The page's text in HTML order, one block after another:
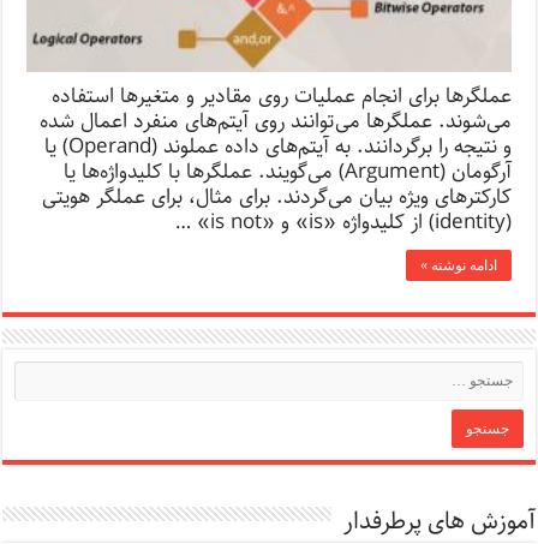
عملگرها برای انجام عملیات روی مقادیر و متغیرها استفاده
می‌شوند. عملگرها می‌توانند روی آیتم‌های منفرد اعمال شده
و نتیجه را برگردانند. به آیتم‌های داده عملوند (Operand) یا
آرگومان (Argument) می‌گویند. عملگرها با کلیدواژه‌ها یا
کارکترهای ویژه بیان می‌گردند. برای مثال، برای عملگر هویتی
(identity) از کلیدواژه «is» و «is not» …
ادامه نوشته »
آموزش های پرطرفدار